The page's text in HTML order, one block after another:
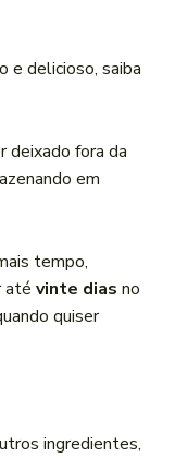
e delicioso, saiba
deixado fora da
em
tempo,
até vinte dias no
quiser
ingredientes,